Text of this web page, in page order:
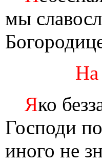
мы
На
Яко
Господи
иного не